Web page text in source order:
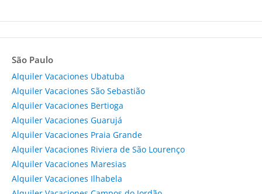
São Paulo
Alquiler Vacaciones Ubatuba
Alquiler Vacaciones São Sebastião
Alquiler Vacaciones Bertioga
Alquiler Vacaciones Guarujá
Alquiler Vacaciones Praia Grande
Alquiler Vacaciones Riviera de São Lourenço
Alquiler Vacaciones Maresias
Alquiler Vacaciones Ilhabela